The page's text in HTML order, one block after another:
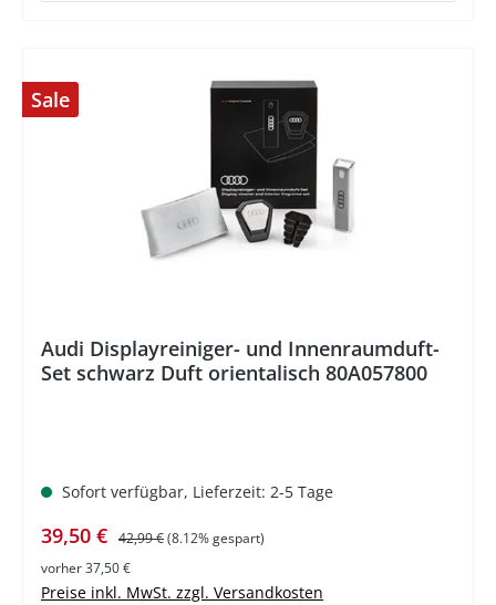
Sale
Audi Displayreiniger- und Innenraumduft-
Set schwarz Duft orientalisch 80A057800
Sofort verfügbar, Lieferzeit: 2-5 Tage
Verkaufspreis:
39,50 € Regulärer Preis:
42,99 €(8.12% gespart)
vorher 37,50 €
Preise inkl. MwSt. zzgl. Versandkosten